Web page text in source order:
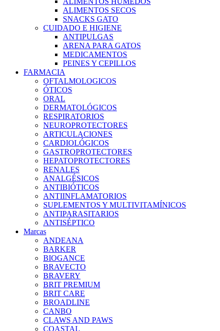
ALIMENTOS SECOS
SNACKS GATO
CUIDADO E HIGIENE
ANTIPULGAS
ARENA PARA GATOS
MEDICAMENTOS
PEINES Y CEPILLOS
FARMACIA
OFTALMOLOGICOS
ÓTICOS
ORAL
DERMATOLÓGICOS
RESPIRATORIOS
NEUROPROTECTORES
ARTICULACIONES
CARDIOLÓGICOS
GASTROPROTECTORES
HEPATOPROTECTORES
RENALES
ANALGÉSICOS
ANTIBIÓTICOS
ANTIINFLAMATORIOS
SUPLEMENTOS Y MULTIVITAMÍNICOS
ANTIPARASITARIOS
ANTISÉPTICO
Marcas
ANDEANA
BARKER
BIOGANCE
BRAVECTO
BRAVERY
BRIT PREMIUM
BRIT CARE
BROADLINE
CANBO
CLAWS AND PAWS
COASTAL